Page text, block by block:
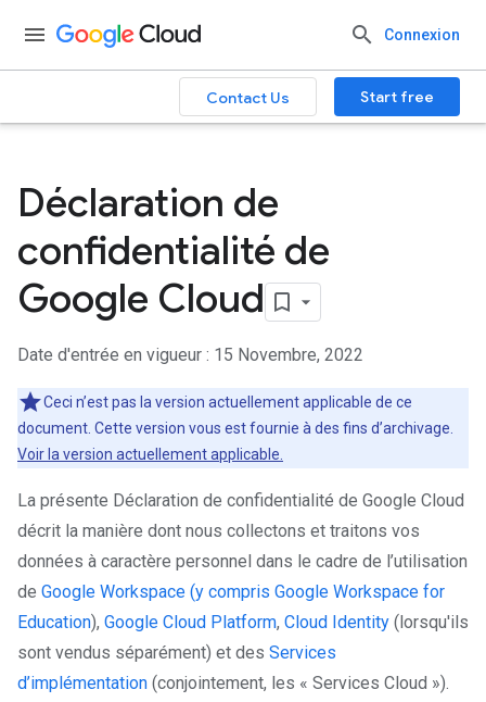
Connexion
Contact Us Start free
Déclaration de
confidentialité de
Google Cloud
Date d'entrée en vigueur : 15 Novembre, 2022
Ceci n’est pas la version actuellement applicable de ce
document. Cette version vous est fournie à des fins d’archivage.
Voir la version actuellement applicable.
La présente Déclaration de confidentialité de Google Cloud
décrit la manière dont nous collectons et traitons vos
données à caractère personnel dans le cadre de l’utilisation
de Google Workspace (y compris Google Workspace for
Education), Google Cloud Platform, Cloud Identity (lorsqu'ils
sont vendus séparément) et des Services
d’implémentation (conjointement, les « Services Cloud »).